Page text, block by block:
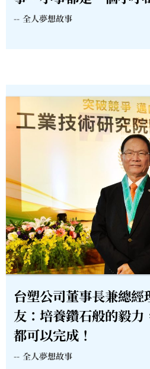
-- 全人夢想故事
台塑公司董事長兼總經
友：培養鑽石般的毅力
都可以完成！
-- 全人夢想故事